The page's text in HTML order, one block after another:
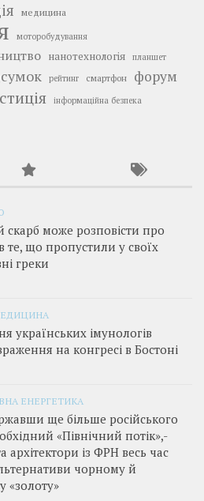
медицина
моторобудування
нанотехнологія планшет
рейтинг смартфон форум
інформаційна безпека
скарб може розповісти про
те, що пропустили у своїх
греки
українських імунологів
на конгресі в Бостоні
ЕНЕРГЕТИКА
ще більше російського
«Північний потік»,­
архітектори із ФРН весь час
чорному й
«золоту»